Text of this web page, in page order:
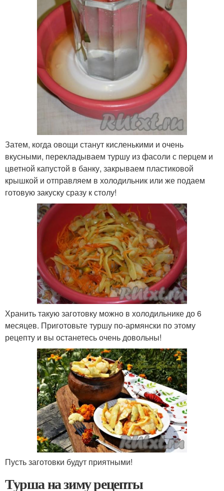
Затем, когда овощи станут кисленькими и очень
вкусными, перекладываем туршу из фасоли с перцем и
цветной капустой в банку, закрываем пластиковой
крышкой и отправляем в холодильник или же подаем
готовую закуску сразу к столу!
Хранить такую заготовку можно в холодильнике до 6
месяцев. Приготовьте туршу по-армянски по этому
рецепту и вы останетесь очень довольны!
Пусть заготовки будут приятными!
Турша на зиму рецепты